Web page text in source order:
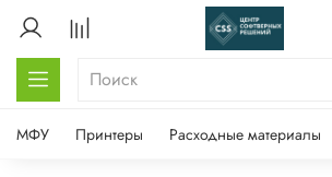
МФУ Принтеры Расходные материалы